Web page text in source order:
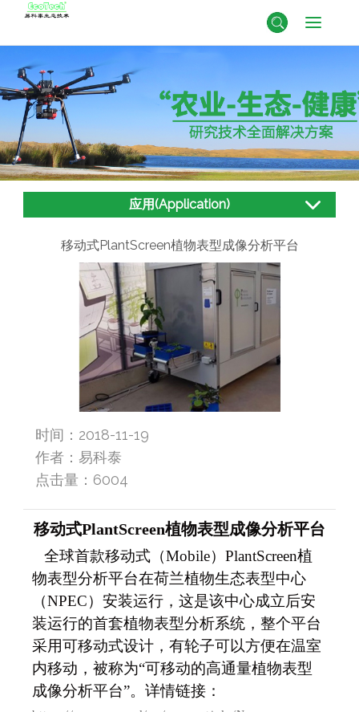
应用(Application)
移动式PlantScreen植物表型成像分析平台
时间：2018-11-19
作者：易科泰
点击量： 6004
移动式PlantScreen植物表型成像分析平台
全球首款移动式（Mobile） PlantScreen植
物表型分析平台在荷兰植物生态表型中心
（NPEC）安装运行，这是该中心成立后安
装运行的首套植物表型分析系统，整个平台
采用可移动式设计，有轮子可以方便在温室
内移动，被称为“可移动的高通量植物表型
成像分析平台”。详情链接：